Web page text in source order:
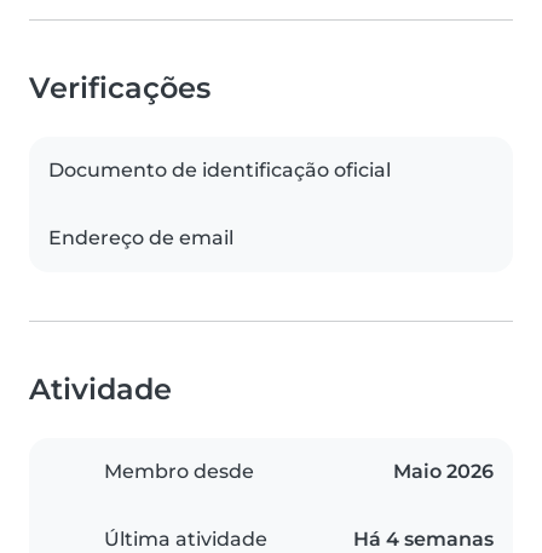
Verificações
Documento de identificação oficial
Endereço de email
Atividade
Membro desde Maio 2026
Última atividade Há 4 semanas